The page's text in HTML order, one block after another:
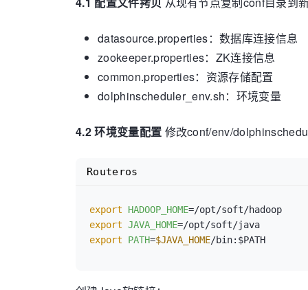
datasource.properties：数据库连接信息
zookeeper.properties：ZK连接信息
common.properties：资源存储配置
dolphinscheduler_env.sh：环境变量
4.2 环境变量配置 修改conf/env/
export HADOOP_HOME
export JAVA_HOME
export
PATH=$JAVA_HOME
Routeros